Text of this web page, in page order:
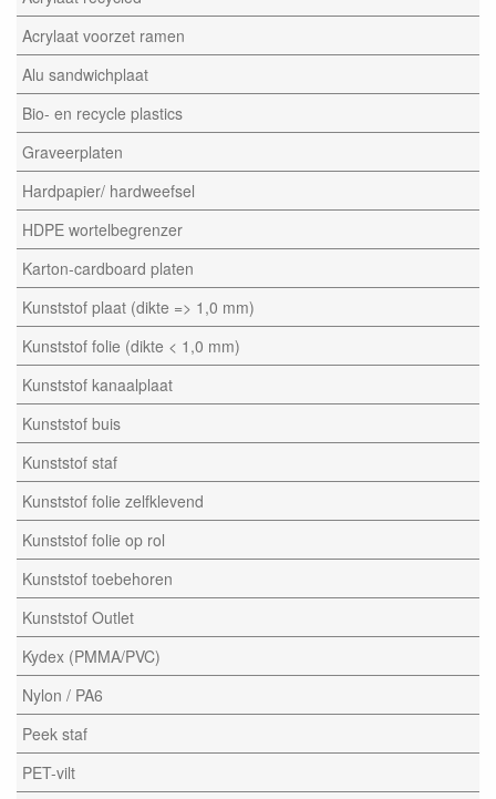
Acrylaat voorzet ramen
Alu sandwichplaat
Bio- en recycle plastics
Graveerplaten
Hardpapier/ hardweefsel
HDPE wortelbegrenzer
Karton-cardboard platen
Kunststof plaat (dikte => 1,0 mm)
Kunststof folie (dikte < 1,0 mm)
Kunststof kanaalplaat
Kunststof buis
Kunststof staf
Kunststof folie zelfklevend
Kunststof folie op rol
Kunststof toebehoren
Kunststof Outlet
Kydex (PMMA/PVC)
Nylon / PA6
Peek staf
PET-vilt